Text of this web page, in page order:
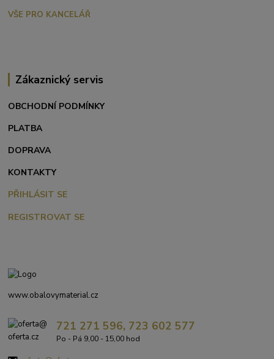
VŠE PRO KANCELÁŘ
Zákaznický servis
OBCHODNÍ PODMÍNKY
PLATBA
DOPRAVA
KONTAKTY
PŘIHLÁSIT SE
REGISTROVAT SE
www.obalovymaterial.cz
721 271 596, 723 602 577
Po - Pá 9,00 - 15,00 hod